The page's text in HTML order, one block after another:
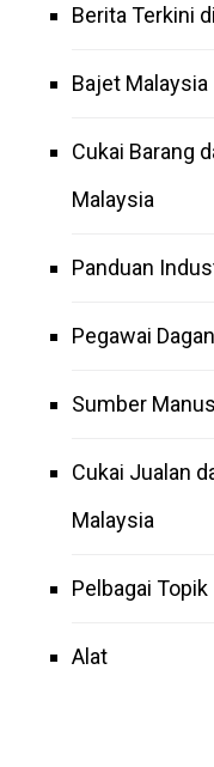
Berita Terkini
Bajet Malaysia
Cukai Barang
Malaysia
Panduan
Pegawai
Sumber
Cukai Jualan
Malaysia
Pelbagai Topik
Alat